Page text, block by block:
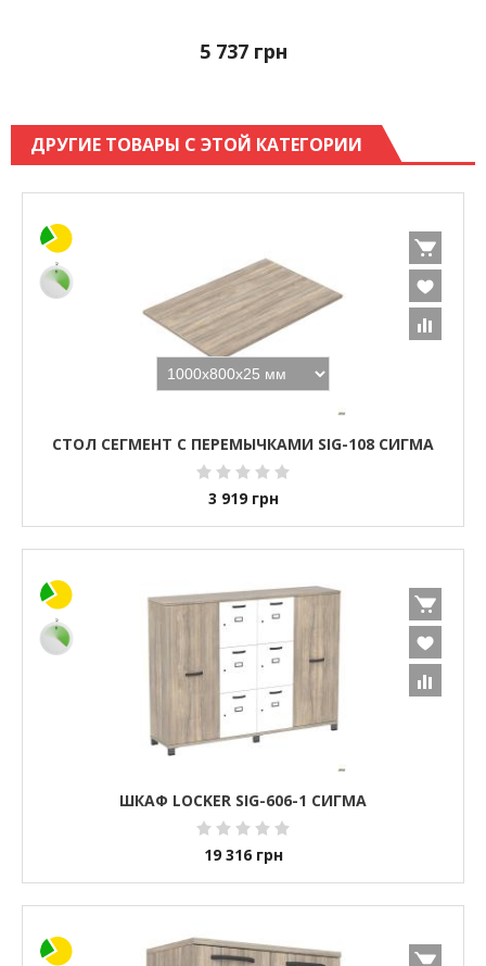
5 737 грн
ДРУГИЕ ТОВАРЫ С ЭТОЙ КАТЕГОРИИ
СТОЛ СЕГМЕНТ С ПЕРЕМЫЧКАМИ SIG-108 СИГМА
3 919 грн
ШКАФ LOCKER SIG-606-1 СИГМА
19 316 грн